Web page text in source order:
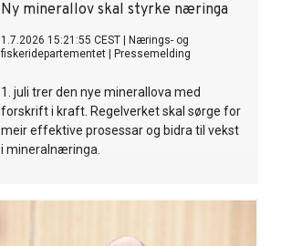
Ny minerallov skal styrke næringa
1.7.2026 15:21:55 CEST
Nærings- og
fiskeridepartementet
Pressemelding
1. juli trer den nye minerallova med
forskrift i kraft. Regelverket skal sørge for
meir effektive prosessar og bidra til vekst
i mineralnæringa.